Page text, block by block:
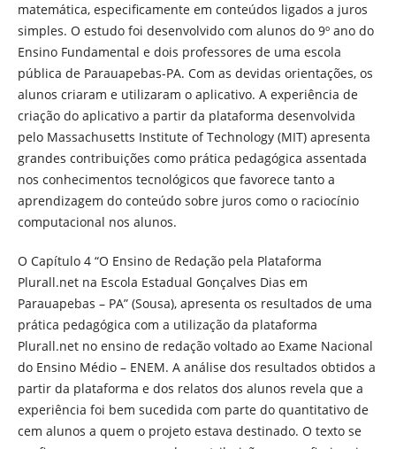
matemática, especificamente em conteúdos ligados a juros
simples. O estudo foi desenvolvido com alunos do 9º ano do
Ensino Fundamental e dois professores de uma escola
pública de Parauapebas-PA. Com as devidas orientações, os
alunos criaram e utilizaram o aplicativo. A experiência de
criação do aplicativo a partir da plataforma desenvolvida
pelo Massachusetts Institute of Technology (MIT) apresenta
grandes contribuições como prática pedagógica assentada
nos conhecimentos tecnológicos que favorece tanto a
aprendizagem do conteúdo sobre juros como o raciocínio
computacional nos alunos.
O Capítulo 4 “O Ensino de Redação pela Plataforma
Plurall.net na Escola Estadual Gonçalves Dias em
Parauapebas – PA” (Sousa), apresenta os resultados de uma
prática pedagógica com a utilização da plataforma
Plurall.net no ensino de redação voltado ao Exame Nacional
do Ensino Médio – ENEM. A análise dos resultados obtidos a
partir da plataforma e dos relatos dos alunos revela que a
experiência foi bem sucedida com parte do quantitativo de
cem alunos a quem o projeto estava destinado. O texto se